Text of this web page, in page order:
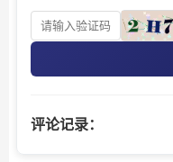
评论记录：